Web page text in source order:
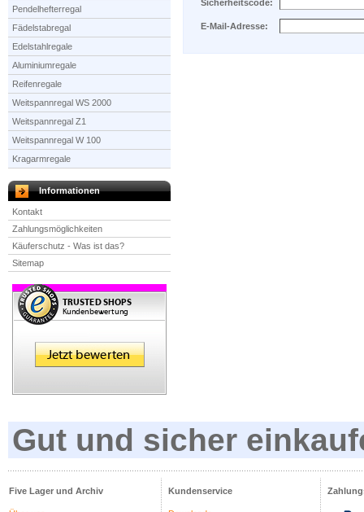
Pendelhefterregal
Fädelstabregal
Edelstahlregale
Aluminiumregale
Reifenregale
Weitspannregal WS 2000
Weitspannregal Z1
Weitspannregal W 100
Kragarmregale
Informationen
Kontakt
Zahlungsmöglichkeiten
Käuferschutz - Was ist das?
Sitemap
Sicherheitscode:
E-Mail-Adresse:
Gut und sicher
Five Lager und Archiv Kundenservice